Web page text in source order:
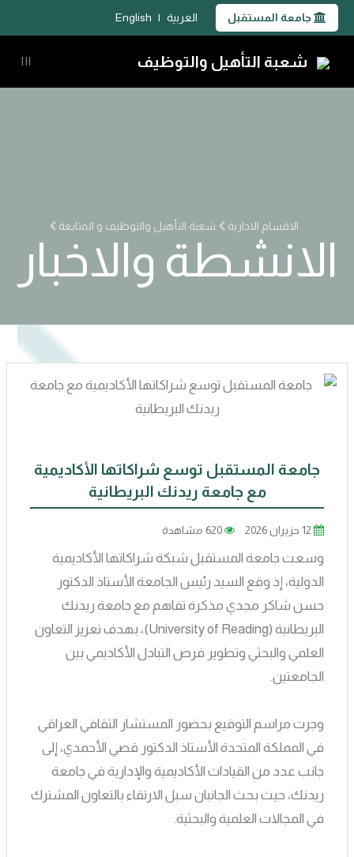
جامعة المستقبل العربية |
English
شعبة التأهيل والتوظيف |||
الاقسام الادارية شعبة التأهيل والتوظيف و المتابعة
الانشطة والاخبار
جامعة المستقبل توسع شراكاتها الأكاديمية
مع جامعة ريدنك البريطانية
12 حزيران 2026 620 مشاهدة
وسعت جامعة المستقبل شبكة شراكاتها الأكاديمية
الدولية، إذ وقع السيد رئيس الجامعة الأستاذ الدكتور
حسن شاكر مجدي مذكرة تفاهم مع جامعة ريدنك
البريطانية (University of Reading)، بهدف تعزيز التعاون
العلمي والبحثي وتطوير فرص التبادل الأكاديمي بين
الجامعتين.
وجرت مراسم التوقيع بحضور المستشار الثقافي العراقي
في المملكة المتحدة الأستاذ الدكتور قصي الأحمدي، إلى
جانب عدد من القيادات الأكاديمية والإدارية في جامعة
ريدنك، حيث بحث الجانبان سبل الارتقاء بالتعاون المشترك
في المجالات العلمية والبحثية.